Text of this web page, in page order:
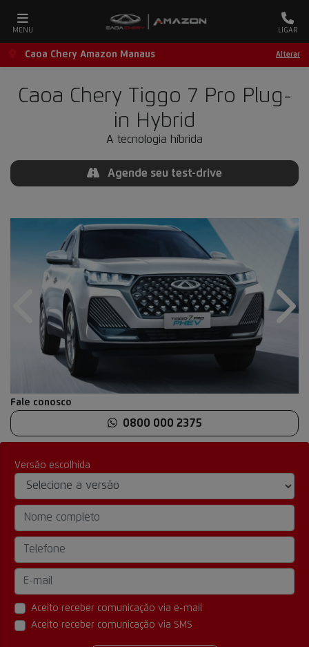
MENU LIGAR
Caoa Chery Amazon Manaus Alterar
Caoa Chery Tiggo 7 Pro Plug-
in Hybrid
A tecnologia híbrida
Agende seu test-drive
Versão escolhida
Aceito receber comunicação via e-mail
Aceito receber comunicação via SMS
Anterior
Fale conosco
0800 000 2375